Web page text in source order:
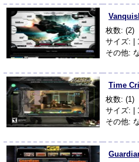
枚数: (2)
サイズ: |
その他:
Time
枚数: (1)
サイズ: |
その他: